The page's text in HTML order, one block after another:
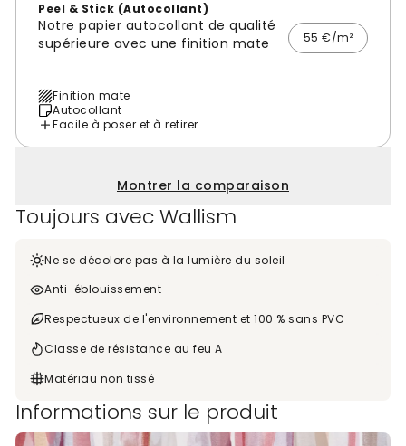
Peel & Stick (Autocollant)
Notre papier autocollant de qualité
supérieure avec une finition mate
55 €/m²
Finition mate
Autocollant
Facile à poser et à retirer
Montrer la comparaison
Toujours avec Wallism
Ne se décolore pas à la lumière du soleil
Anti-éblouissement
Respectueux de l'environnement et 100 % sans PVC
Classe de résistance au feu A
Matériau non tissé
Informations sur le produit